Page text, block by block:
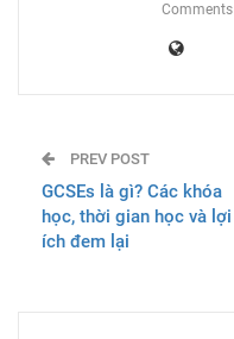
Comments
PREV POST
GCSEs là gì? Các khóa
học, thời gian học và lợi
ích đem lại